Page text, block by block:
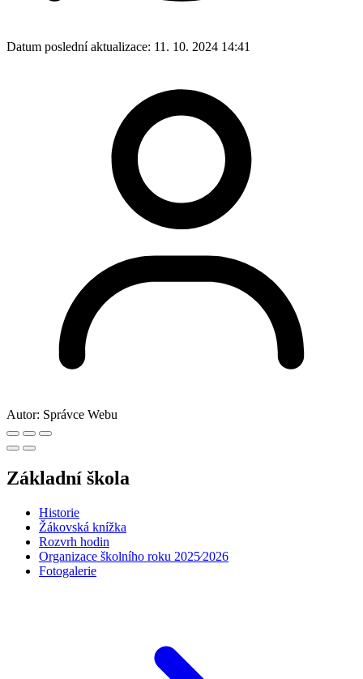
Datum poslední aktualizace: 11. 10. 2024 14:41
Autor: Správce Webu
Základní škola
Historie
Žákovská knížka
Rozvrh hodin
Organizace školního roku 2025⁄2026
Fotogalerie